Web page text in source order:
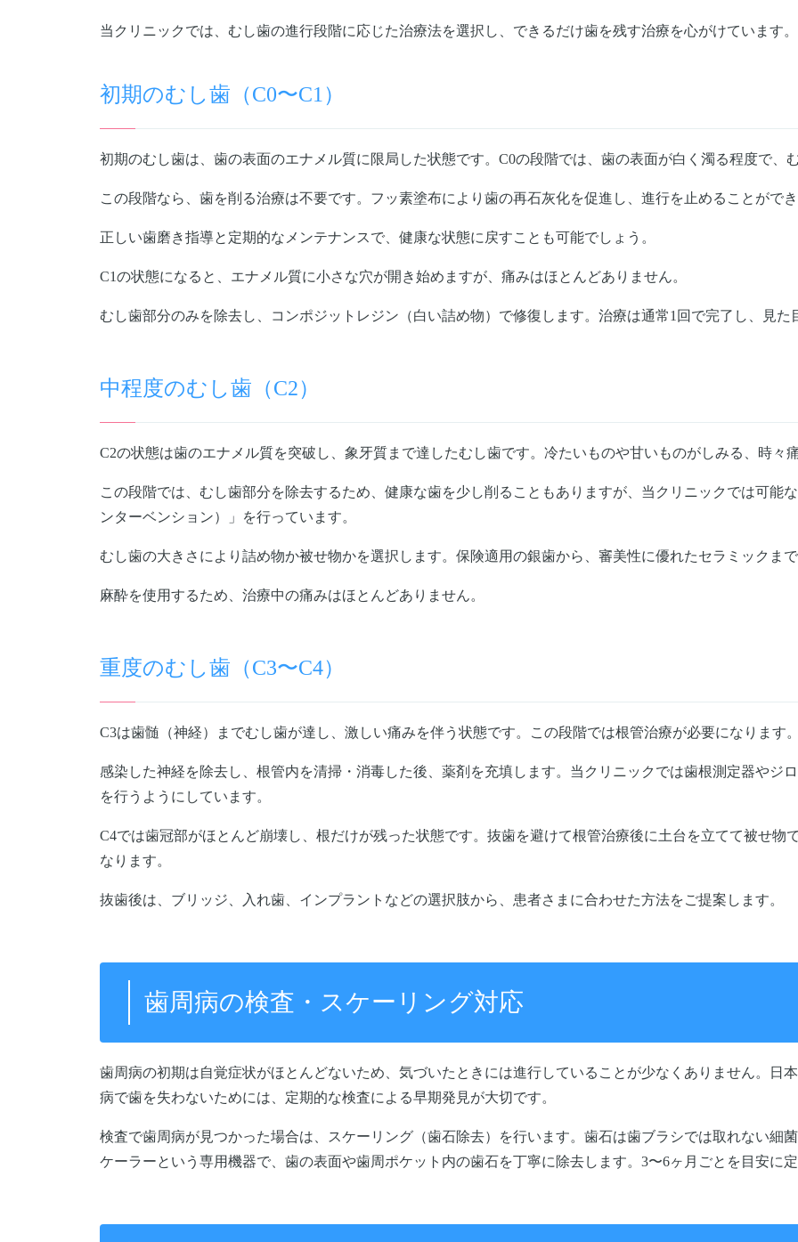
当クリニックでは、むし歯の進行段階に応じた治療法を選択し、できるだけ歯を残す治療を心がけています。
初期のむし歯（C0〜C1）
初期のむし歯は、歯の表面のエナメル質に限局した状態です。C0の段階では、歯の表面が白く濁る程度で、
この段階なら、歯を削る治療は不要です。フッ素塗布により歯の再石灰化を促進し、進行を止めることがで
正しい歯磨き指導と定期的なメンテナンスで、健康な状態に戻すことも可能でしょう。
C1の状態になると、エナメル質に小さな穴が開き始めますが、痛みはほとんどありません。
むし歯部分のみを除去し、コンポジットレジン（白い詰め物）で修復します。治療は通常1回で完了し、見
中程度のむし歯（C2）
C2の状態は歯のエナメル質を突破し、象牙質まで達したむし歯です。冷たいものや甘いものがしみる、時々
この段階では、むし歯部分を除去するため、健康な歯を少し削ることもありますが、当クリニックでは可能
ンターベンション）」を行っています。
むし歯の大きさにより詰め物か被せ物かを選択します。保険適用の銀歯から、審美性に優れたセラミックま
麻酔を使用するため、治療中の痛みはほとんどありません。
重度のむし歯（C3〜C4）
C3は歯髄（神経）までむし歯が達し、激しい痛みを伴う状態です。この段階では根管治療が必要になります
感染した神経を除去し、根管内を清掃・消毒した後、薬剤を充填します。当クリニックでは歯根測定器やジ
を行うようにしています。
C4では歯冠部がほとんど崩壊し、根だけが残った状態です。抜歯を避けて根管治療後に土台を立てて被せ物
なります。
抜歯後は、ブリッジ、入れ歯、インプラントなどの選択肢から、患者さまに合わせた方法をご提案します。
歯周病の検査・スケーリング対応
歯周病の初期は自覚症状がほとんどないため、気づいたときには進行していることが少なくありません。日
病で歯を失わないためには、定期的な検査による早期発見が大切です。
検査で歯周病が見つかった場合は、スケーリング（歯石除去）を行います。歯石は歯ブラシでは取れない細
ケーラーという専用機器で、歯の表面や歯周ポケット内の歯石を丁寧に除去します。3〜6ヶ月ごとを目安に